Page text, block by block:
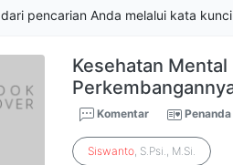
dari pencarian Anda melalui kata
Kesehatan
Komentar Penanda
Siswanto, S.Psi., M.Si.